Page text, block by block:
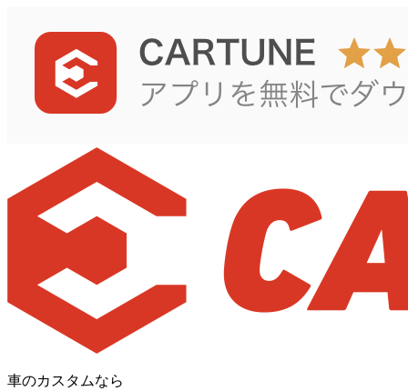
車のカスタムなら